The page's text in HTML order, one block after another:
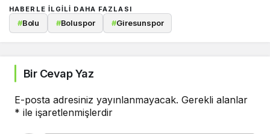
HABERLE ILGILI DAHA FAZLASI
#Bolu #Boluspor #Giresunspor
Bir Cevap Yaz
E-posta adresiniz yayınlanmayacak. Gerekli alanlar
* ile işaretlenmişlerdir